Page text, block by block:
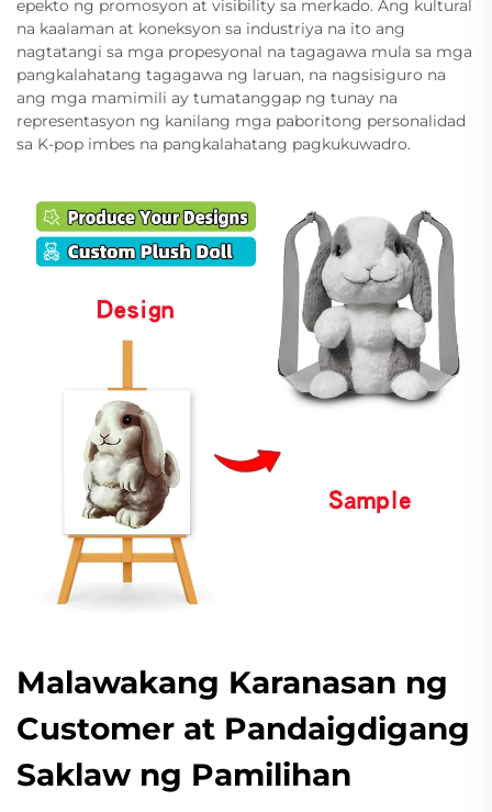
epekto ng promosyon at visibility sa merkado. Ang kultural
na kaalaman at koneksyon sa industriya na ito ang
nagtatangi sa mga propesyonal na tagagawa mula sa mga
pangkalahatang tagagawa ng laruan, na nagsisiguro na
ang mga mamimili ay tumatanggap ng tunay na
representasyon ng kanilang mga paboritong personalidad
sa K-pop imbes na pangkalahatang pagkukuwadro.
Malawakang Karanasan ng
Customer at Pandaigdigang
Saklaw ng Pamilihan